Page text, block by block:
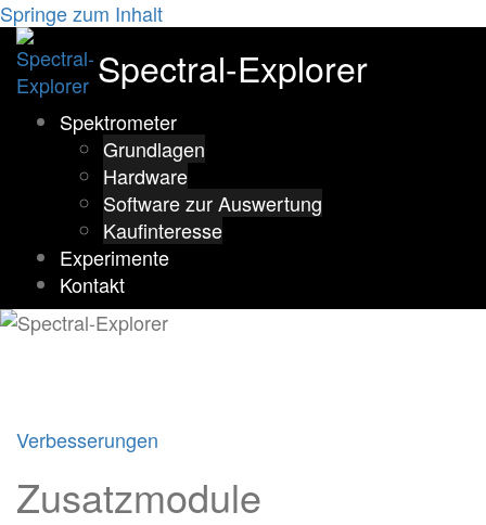
Springe zum Inhalt
Spectral-Explorer
Spektrometer
Grundlagen
Hardware
Software zur Auswertung
Kaufinteresse
Experimente
Kontakt
Verbesserungen
Zusatzmodule